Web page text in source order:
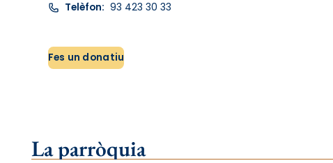
Telèfon: 93 423 30 33
Fes un donatiu
La parròquia